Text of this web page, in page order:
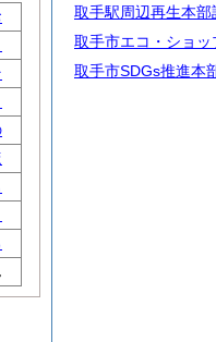
取手駅周辺再生本部
取手市エコ・ショッ
取手市SDGs推進本